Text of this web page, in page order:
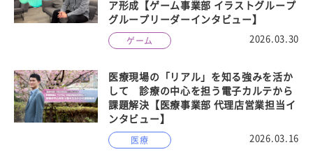
ゲーム 2026.03.30
ア形成【ゲーム事業部 イラストグループ
グループリーダーインタビュー】
医療 2026.03.16
医療現場の「リアル」を知る強みを活か
して 診療の中心を担う電子カルテから
課題解決【医療事業部 代理店営業担当イ
ンタビュー】